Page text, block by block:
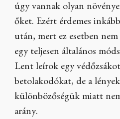
úgy vannak olyan
őket. Ezért érdemes
után, mert ez esetben
egy teljesen általános
Lent leírok egy
betolakodókat, de a
különbözőségük miatt nem
arány.